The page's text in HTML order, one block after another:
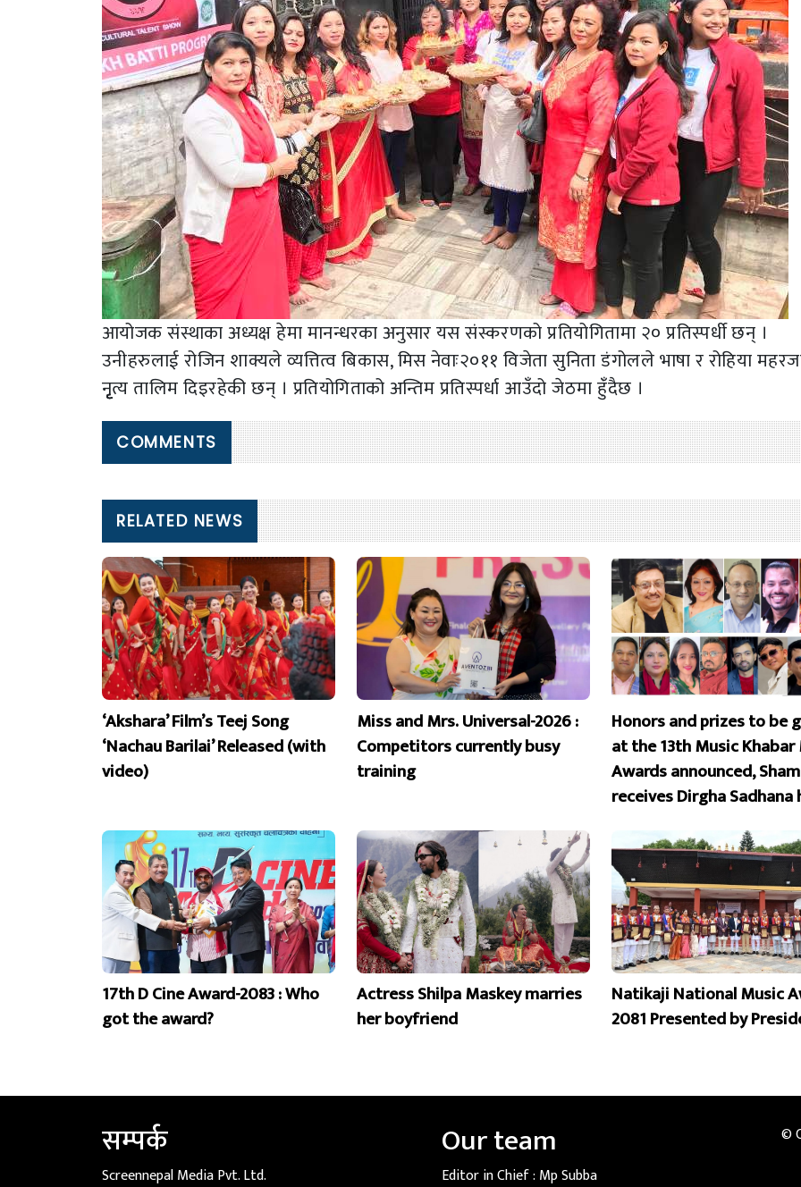
आयोजक संस्थाका अध्यक्ष हेमा मानन्धरका अनुसार यस संस्करणको प्रतियोगितामा २० प्रतिस्पर्धी छन् ।
उनीहरुलाई रोजिन शाक्यले व्यत्तित्व बिकास, मिस नेवाः२०११ विजेता सुनिता डंगोलले भाषा र रोहिया
नृृृृत्य तालिम दिइरहेकी छन् । प्रतियोगिताको अन्तिम प्रतिस्पर्धा आउँदो जेठमा हुँंदैछ ।
COMMENTS
RELATED NEWS
‘Akshara’ Film’s Teej Song
‘Nachau Barilai’ Released (with
video)
Miss and Mrs. Universal-2026 :
Competitors currently busy
training
Honors and prizes to be
at the 13th Music Khabar
Awards announced,
receives Dirgha Sadhana
17th D Cine Award-2083 : Who
got the award?
Actress Shilpa Maskey marries
her boyfriend
Natikaji National Music
2081 Presented by
सम्पर्क
Screennepal Media Pvt. Ltd.
Our team
Editor in Chief : Mp Subba
©